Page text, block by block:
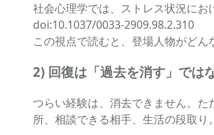
社会心理学では、ストレス状況に
doi:10.1037/0033-2909.98.2.310
この視点で読むと、登場人物がど
2) 回復は「過去を消す」では
つらい経験は、消去できません。
所、相談できる相手、生活の段取り